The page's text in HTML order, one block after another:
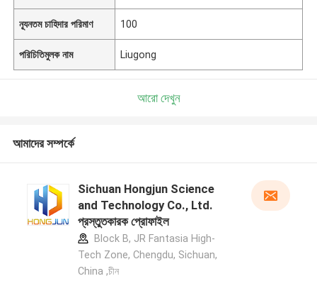
ন্যূনতম চাহিদার পরিমাণ 100
পরিচিতিমুলক নাম Liugong
আরো দেখুন
আমাদের সম্পর্কে
Sichuan Hongjun Science
and Technology Co., Ltd.
প্রস্তুতকারক প্রোফাইল
Block B, JR Fantasia High-
Tech Zone, Chengdu, Sichuan,
China ,চীন